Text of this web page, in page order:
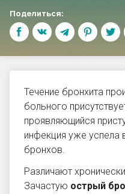
Поделиться:
Течение бронхита
больного
проявляющийся
инфекция уже успела
бронхов.
Различают
Зачастую острый